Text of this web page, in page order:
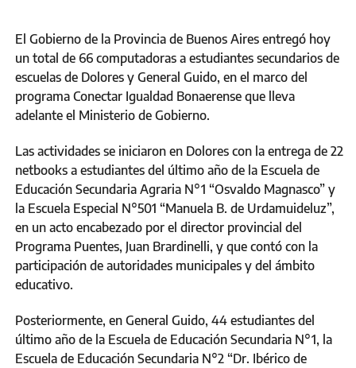
El Gobierno de la Provincia de Buenos Aires entregó hoy
un total de 66 computadoras a estudiantes secundarios de
escuelas de Dolores y General Guido, en el marco del
programa Conectar Igualdad Bonaerense que lleva
adelante el Ministerio de Gobierno.
Las actividades se iniciaron en Dolores con la entrega de 22
netbooks a estudiantes del último año de la Escuela de
Educación Secundaria Agraria N°1 “Osvaldo Magnasco” y
la Escuela Especial N°501 “Manuela B. de Urdamuideluz”,
en un acto encabezado por el director provincial del
Programa Puentes, Juan Brardinelli, y que contó con la
participación de autoridades municipales y del ámbito
educativo.
Posteriormente, en General Guido, 44 estudiantes del
último año de la Escuela de Educación Secundaria N°1, la
Escuela de Educación Secundaria N°2 “Dr. Ibérico de